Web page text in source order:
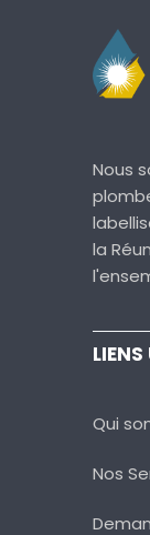
Nous
la
LIENS
Qui
Nos